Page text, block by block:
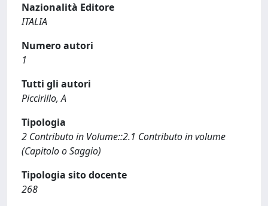
Nazionalità Editore
ITALIA
Numero autori
1
Tutti gli autori
Piccirillo, A
Tipologia
2 Contributo in Volume::2.1 Contributo in volume
(Capitolo o Saggio)
Tipologia sito docente
268